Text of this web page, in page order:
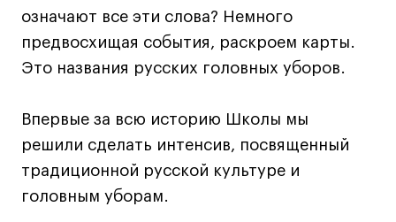
Онлайн-программы
Дизайн интерьера
Стайлинг
Современная живопись
UX/UI-дизайн
Маркетинг
означают все эти слова? Немного
предвосхищая события, раскроем карты.
Это названия русских головных уборов.
Впервые за всю историю Школы мы
решили сделать интенсив, посвященный
традиционной русской культуре и
головным уборам.